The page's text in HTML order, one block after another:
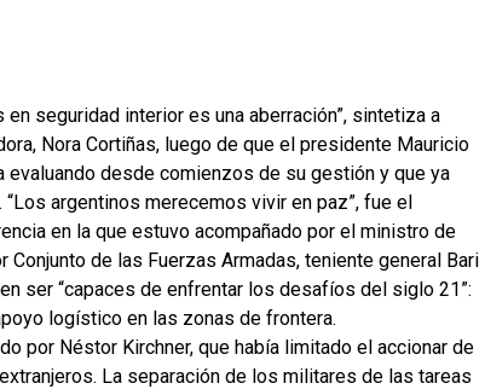
seguridad interior es una aberración”, sintetiza a
Nora Cortiñas, luego de que el presidente Mauricio
evaluando desde comienzos de su gestión y que ya
argentinos merecemos vivir en paz”, fue el
en la que estuvo acompañado por el ministro de
de las Fuerzas Armadas, teniente general Bari
ser “capaces de enfrentar los desafíos del siglo 21”:
logístico en las zonas de frontera.
por Néstor Kirchner, que había limitado el accionar de
La separación de los militares de las tareas